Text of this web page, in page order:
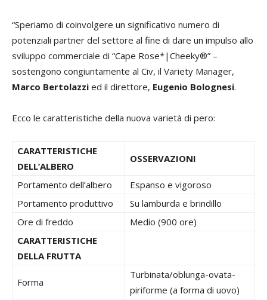
“Speriamo di coinvolgere un significativo numero di
potenziali partner del settore al fine di dare un impulso allo
sviluppo commerciale di “Cape Rose*|Cheeky®” –
sostengono congiuntamente al Civ, il Variety Manager,
Marco Bertolazzi ed il direttore, Eugenio Bolognesi.
Ecco le caratteristiche della nuova varietà di pero:
CARATTERISTICHE
DELL’ALBERO
OSSERVAZIONI
Portamento dell’albero
Espanso e vigoroso
Portamento produttivo
Su lamburda e brindillo
Ore di freddo
Medio (900 ore)
CARATTERISTICHE
DELLA FRUTTA
Forma
Turbinata/oblunga-ovata-
piriforme (a forma di uovo)